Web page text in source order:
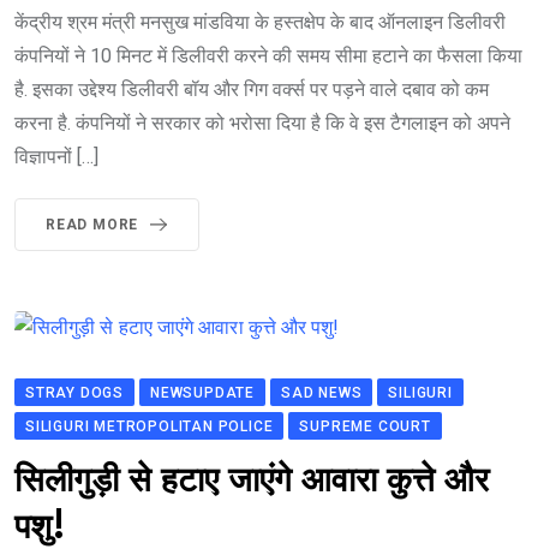
केंद्रीय श्रम मंत्री मनसुख मांडविया के हस्तक्षेप के बाद ऑनलाइन डिलीवरी
कंपनियों ने 10 मिनट में डिलीवरी करने की समय सीमा हटाने का फैसला किया
है. इसका उद्देश्य डिलीवरी बॉय और गिग वर्क्स पर पड़ने वाले दबाव को कम
करना है. कंपनियों ने सरकार को भरोसा दिया है कि वे इस टैगलाइन को अपने
विज्ञापनों […]
READ MORE
STRAY DOGS NEWSUPDATE SAD NEWS
SILIGURI
SILIGURI METROPOLITAN POLICE
SUPREME COURT
सिलीगुड़ी से हटाए जाएंगे आवारा कुत्ते और
पशु!